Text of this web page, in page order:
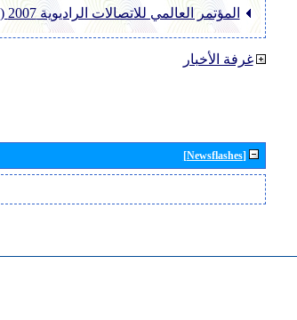
المؤتمر العالمي للاتصالات الراديوية 2007 (WRC-07)
غرفة الأخبار
[Newsflashes]